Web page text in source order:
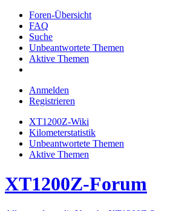
Foren-Übersicht
FAQ
Suche
Unbeantwortete Themen
Aktive Themen
Anmelden
Registrieren
XT1200Z-Wiki
Kilometerstatistik
Unbeantwortete Themen
Aktive Themen
XT1200Z-Forum